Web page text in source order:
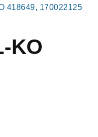
418649, 170022125
KO